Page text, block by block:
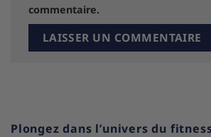
commentaire.
Plongez dans l’univers du